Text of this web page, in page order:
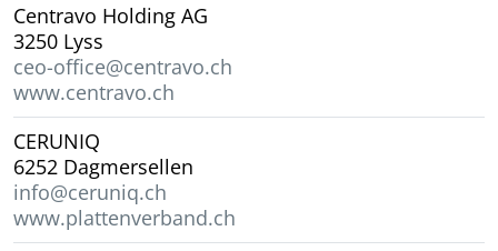
Centravo Holding AG
3250 Lyss
ceo-office@centravo.ch
www.centravo.ch
CERUNIQ
6252 Dagmersellen
info@ceruniq.ch
www.plattenverband.ch